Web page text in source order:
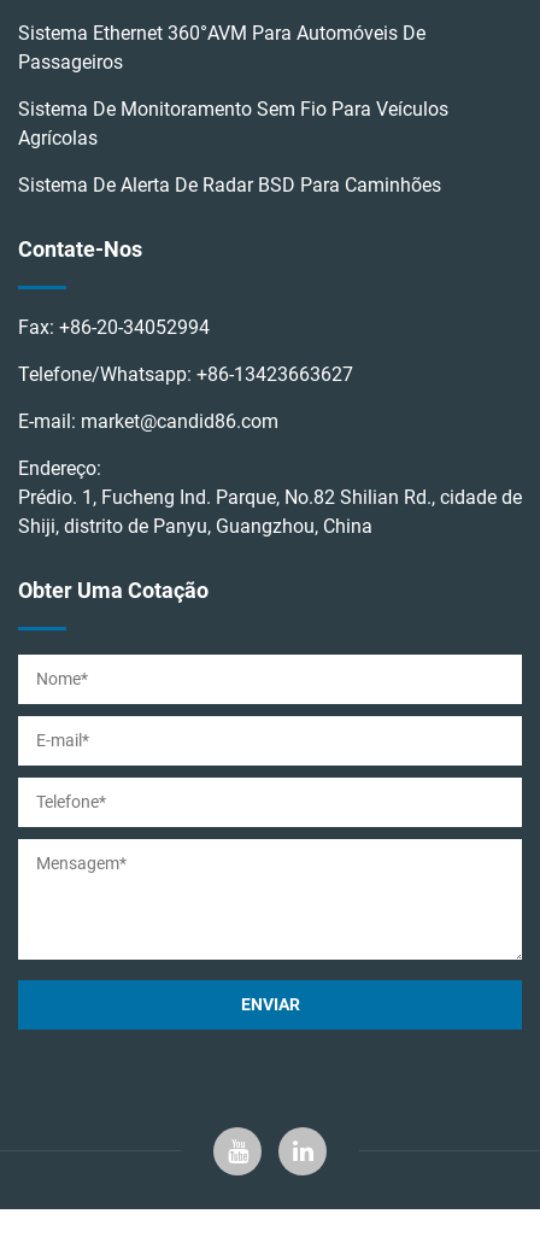
Sistema Ethernet 360°AVM Para Automóveis De
Passageiros
Sistema De Monitoramento Sem Fio Para Veículos
Agrícolas
Sistema De Alerta De Radar BSD Para Caminhões
Contate-Nos
Fax: +86-20-34052994
Telefone/Whatsapp: +86-13423663627
E-mail: market@candid86.com
Endereço:
Prédio. 1, Fucheng Ind. Parque, No.82 Shilian Rd., cidade de
Shiji, distrito de Panyu, Guangzhou, China
Obter Uma Cotação
ENVIAR